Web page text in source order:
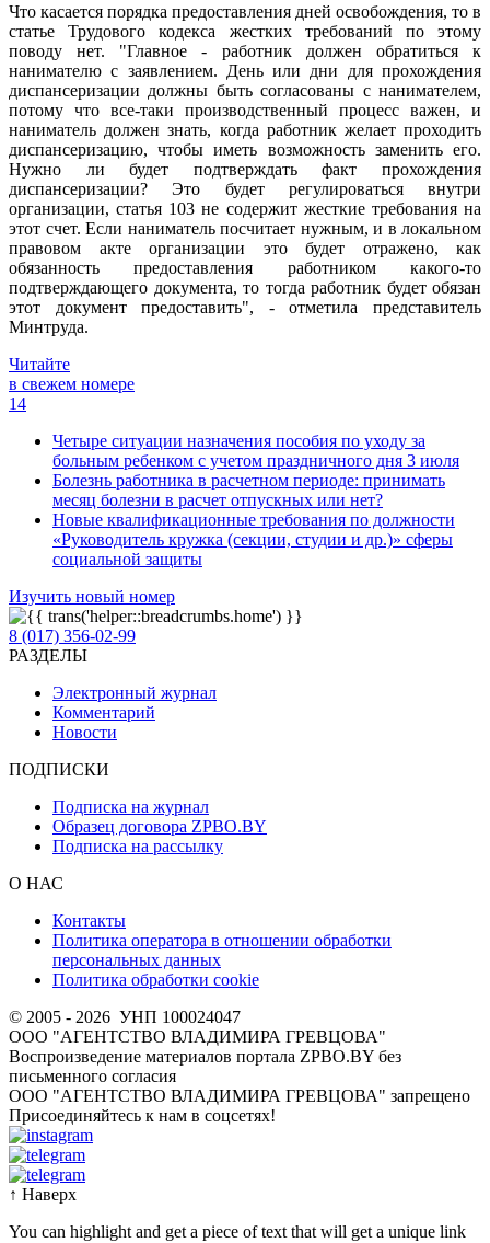
Что касается порядка предоставления дней освобождения, то в
статье Трудового кодекса жестких требований по этому
поводу нет. "Главное - работник должен обратиться к
нанимателю с заявлением. День или дни для прохождения
диспансеризации должны быть согласованы с нанимателем,
потому что все-таки производственный процесс важен, и
наниматель должен знать, когда работник желает проходить
диспансеризацию, чтобы иметь возможность заменить его.
Нужно ли будет подтверждать факт прохождения
диспансеризации? Это будет регулироваться внутри
организации, статья 103 не содержит жесткие требования на
этот счет. Если наниматель посчитает нужным, и в локальном
правовом акте организации это будет отражено, как
обязанность предоставления работником какого-то
подтверждающего документа, то тогда работник будет обязан
этот документ предоставить", - отметила представитель
Минтруда.
Читайте
в свежем номере
14
Четыре ситуации назначения пособия по уходу за
больным ребенком с учетом праздничного дня 3 июля
Болезнь работника в расчетном периоде: принимать
месяц болезни в расчет отпускных или нет?
Новые квалификационные требования по должности
«Руководитель кружка (секции, студии и др.)» сферы
социальной защиты
Изучить новый номер
8 (017) 356-02-99
РАЗДЕЛЫ
Электронный журнал
Комментарий
Новости
ПОДПИСКИ
Подписка на журнал
Образец договора ZPBO.BY
Подписка на рассылку
О НАС
Контакты
Политика оператора в отношении обработки
персональных данных
Политика обработки cookie
© 2005 - 2026 УНП 100024047
ООО "АГЕНТСТВО ВЛАДИМИРА ГРЕВЦОВА"
Воспроизведение материалов портала ZPBO.BY без
письменного согласия
OOO "АГЕНТСТВО ВЛАДИМИРА ГРЕВЦОВА" запрещено
Присоединяйтесь к нам в соцсетях!
↑ Наверх
You can highlight and get a piece of text that will get a unique link